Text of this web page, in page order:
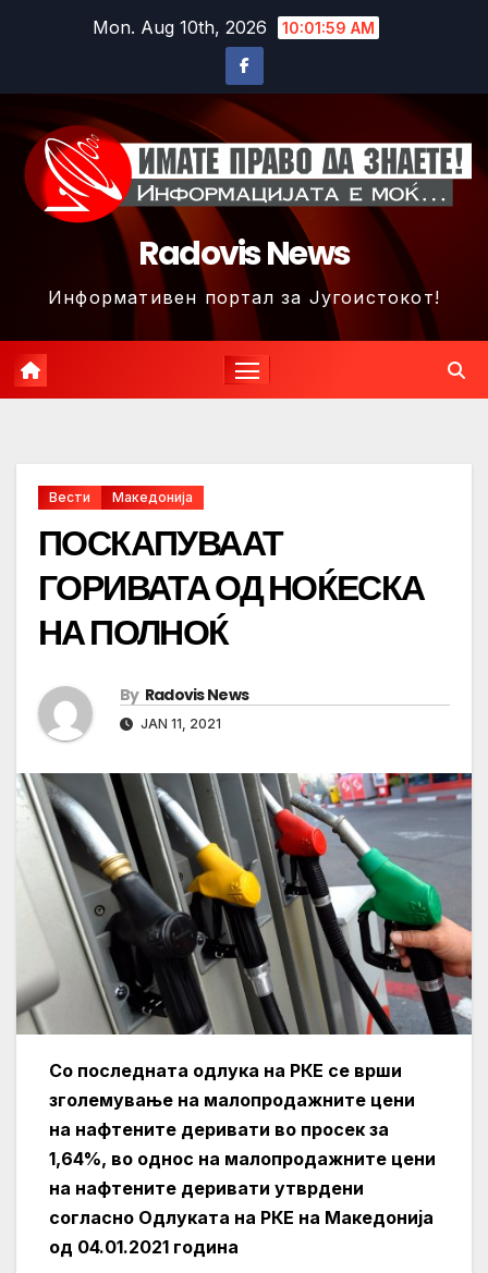
Mon. Aug 10th, 2026 10:02:01 AM
Radovis News
Информативен портал за Југоистокот!
Вести Македонија
ПОСКАПУВААТ
ГОРИВАТА ОД НОЌЕСКА
НА ПОЛНОЌ
By Radovis News
JAN 11, 2021
Со последната одлука на РКЕ се врши
зголемување на малопродажните цени
на нафтените деривати во просек за
1,64%, во однос на малопродажните цени
на нафтените деривати утврдени
согласно Одлуката на РКЕ на Македонија
од 04.01.2021 година